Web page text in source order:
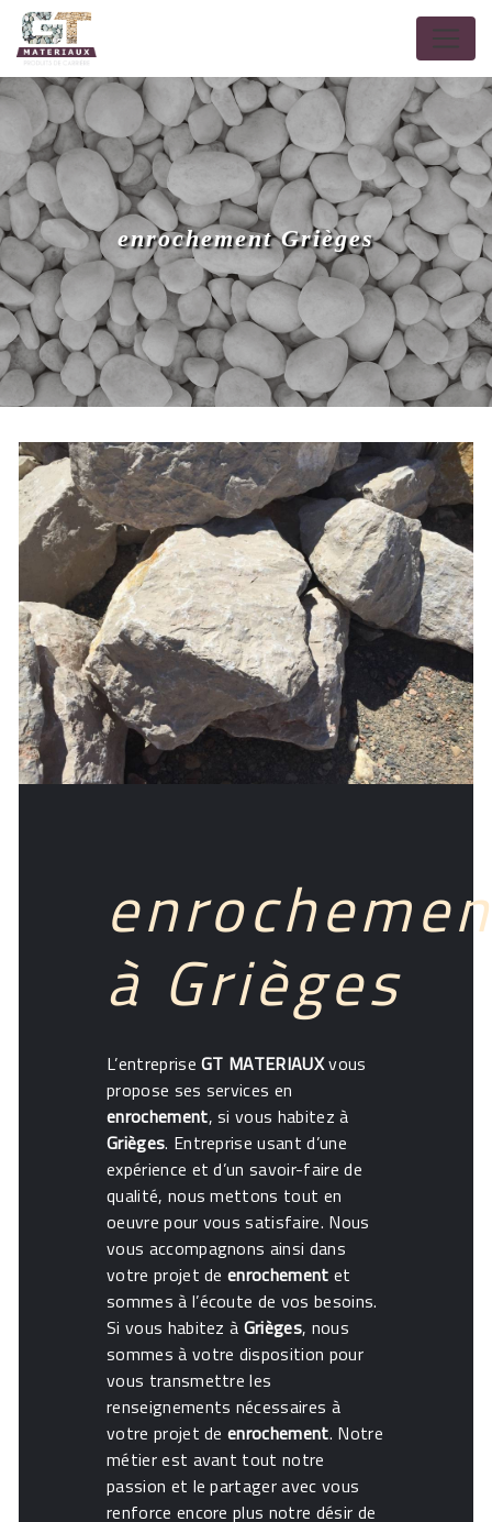
Panneau de gestion des cookies
enrochement Grièges
à Grièges
L’entrepriseGT MATERIAUXvous
propose ses services en
enrochement, si vous habitez à
Grièges. Entreprise usant d’une
expérience et d’un savoir-faire de
qualité, nous mettons tout en
oeuvre pour vous satisfaire. Nous
vous accompagnons ainsi dans
votre projet deenrochement et
sommes à l’écoute de vos besoins.
Si vous habitez à Grièges, nous
sommes à votre disposition pour
vous transmettre les
renseignements nécessaires à
votre projet deenrochement. Notre
métier est avant tout notre
passion et le partager avec vous
renforce encore plus notre désir de